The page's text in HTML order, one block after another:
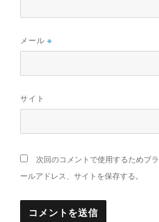
メール※
サイト
次回のコメントで使用するためブ
ールアドレス、サイトを保存する。